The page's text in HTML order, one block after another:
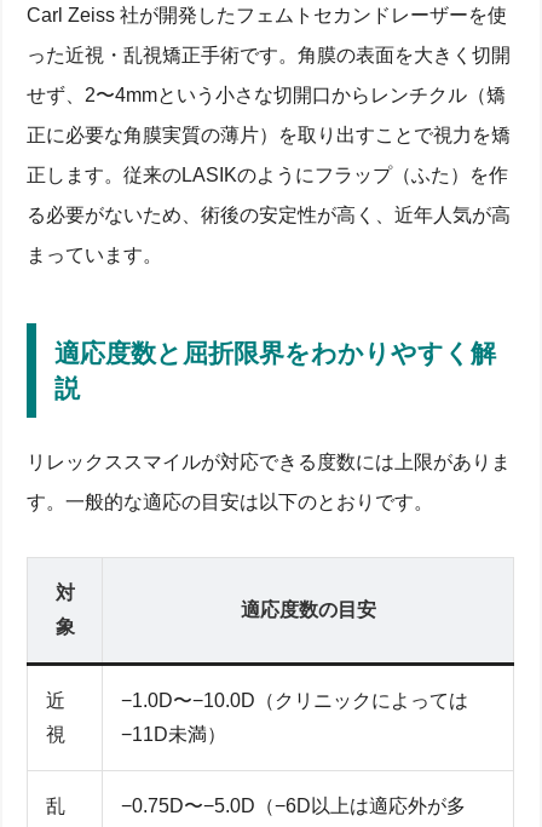
Carl Zeiss 社が開発したフェムトセカンドレーザーを使
った近視・乱視矯正手術です。角膜の表面を大きく切開
せず、2〜4mmという小さな切開口からレンチクル（矯
正に必要な角膜実質の薄片）を取り出すことで視力を矯
正します。従来のLASIKのようにフラップ（ふた）を作
る必要がないため、術後の安定性が高く、近年人気が高
まっています。
適応度数と屈折限界をわかりやすく解
説
リレックススマイルが対応できる度数には上限がありま
す。一般的な適応の目安は以下のとおりです。
対
象
適応度数の目安
近
視
−1.0D〜−10.0D（クリニックによっては
−11D未満）
乱
−0.75D〜−5.0D（−6D以上は適応外が多